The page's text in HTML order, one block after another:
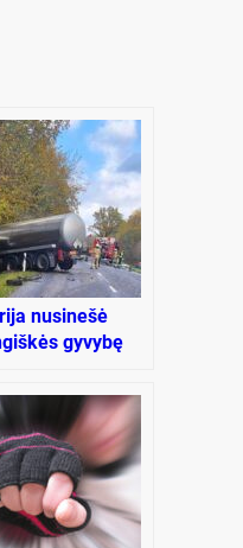
nusinešė
gyvybę